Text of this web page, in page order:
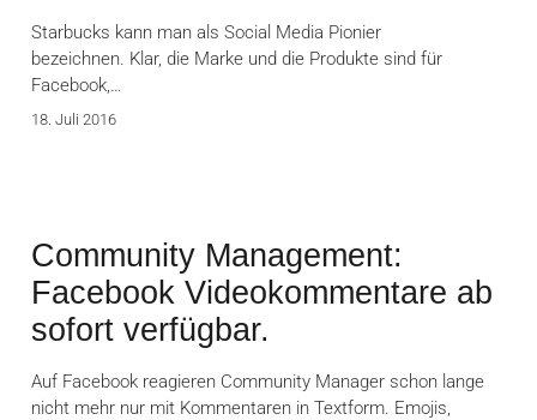
Starbucks kann man als Social Media Pionier
bezeichnen. Klar, die Marke und die Produkte sind für
Facebook,…
18. Juli 2016
Community Management:
Facebook Videokommentare ab
sofort verfügbar.
Auf Facebook reagieren Community Manager schon lange
nicht mehr nur mit Kommentaren in Textform. Emojis,